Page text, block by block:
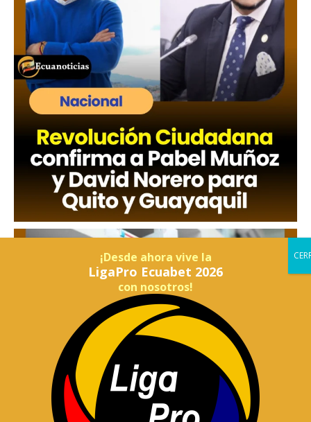
¡Desde ahora vive la
LigaPro Ecuabet 2026
con nosotros!